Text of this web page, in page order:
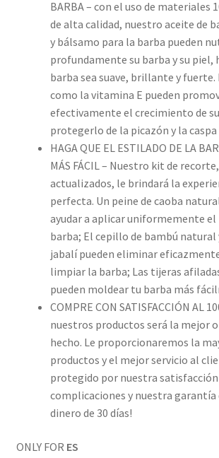
BARBA – con el uso de materiales
de alta calidad, nuestro aceite de
y bálsamo para la barba pueden
profundamente su barba y su piel,
barba sea suave, brillante y
como la vitamina E pueden
efectivamente el crecimiento de
protegerlo de la picazón y la
HAGA QUE EL ESTILADO DE LA
MÁS FÁCIL – Nuestro kit de
actualizados, le brindará la
perfecta. Un peine de caoba
ayudar a aplicar uniformemente el
barba; El cepillo de bambú natural
jabalí pueden eliminar
limpiar la barba; Las tijeras
pueden moldear tu barba más
COMPRE CON SATISFACCIÓN AL
nuestros productos será la mejor
hecho. Le proporcionaremos la
productos y el mejor servicio al
protegido por nuestra satisfacción
complicaciones y nuestra garantía
dinero de 30 días!
ONLY FOR ES